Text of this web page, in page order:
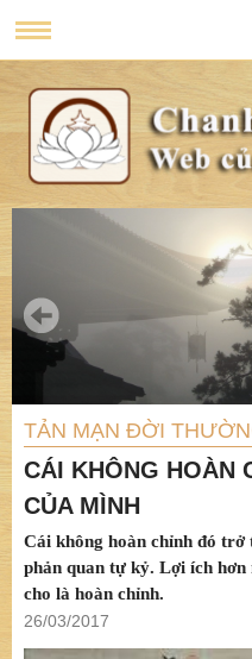
TẢN MẠN ĐỜI
CÁI KHÔNG HOÀN
CỦA MÌNH
Cái không hoàn chỉnh đó
phản quan tự kỷ. Lợi ích hơn
cho là hoàn chỉnh.
26/03/2017